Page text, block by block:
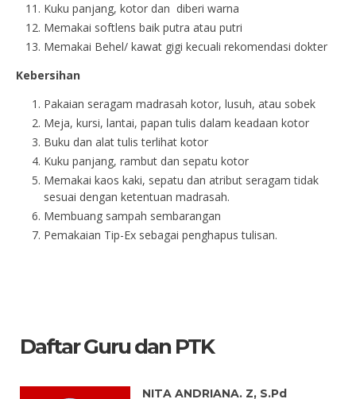
Kuku panjang, kotor dan diberi warna
Memakai softlens baik putra atau putri
Memakai Behel/ kawat gigi kecuali rekomendasi dokter
Kebersihan
Pakaian seragam madrasah kotor, lusuh, atau sobek
Meja, kursi, lantai, papan tulis dalam keadaan kotor
Buku dan alat tulis terlihat kotor
Kuku panjang, rambut dan sepatu kotor
Memakai kaos kaki, sepatu dan atribut seragam tidak
sesuai dengan ketentuan madrasah.
Membuang sampah sembarangan
Pemakaian Tip-Ex sebagai penghapus tulisan.
Daftar Guru dan PTK
Terlindungi: HAMDANI. S.Pd.I